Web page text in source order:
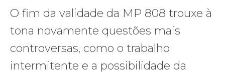
O fim da validade da MP 808 trouxe à
tona novamente questões mais
controversas, como o trabalho
intermitente e a possibilidade da